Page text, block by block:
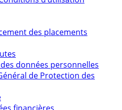
d’utilisation
des placements
données personnelles
de Protection des